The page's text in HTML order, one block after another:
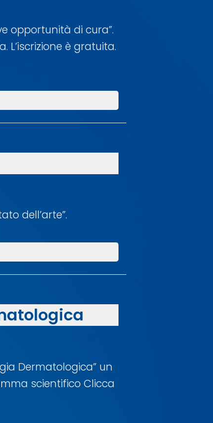
opportunità di cura”.
è gratuita.
dell’arte”.
Dermatologica” un
scientifico Clicca